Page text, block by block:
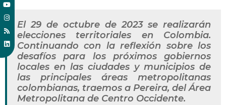
El 29 de octubre de 2023 se realizarán
elecciones territoriales en Colombia.
Continuando con la reflexión sobre los
desafíos para los próximos gobiernos
locales en las ciudades y municipios de
las principales áreas metropolitanas
colombianas, traemos a Pereira, del Área
Metropolitana de Centro Occidente.